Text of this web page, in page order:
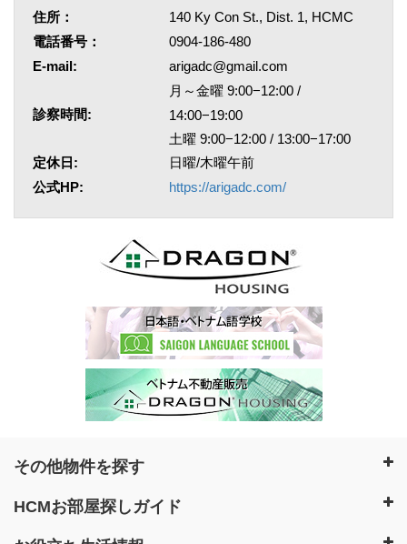
住所：
140 Ky Con St., Dist. 1, HCMC
電話番号：
0904-186-480
E-mail:
arigadc@gmail.com
診察時間:
月～金曜 9:00−12:00 /
14:00−19:00
土曜 9:00−12:00 / 13:00−17:00
定休日:
日曜/木曜午前
公式HP:
https://arigadc.com/
その他物件を探す
HCMお部屋探しガイド